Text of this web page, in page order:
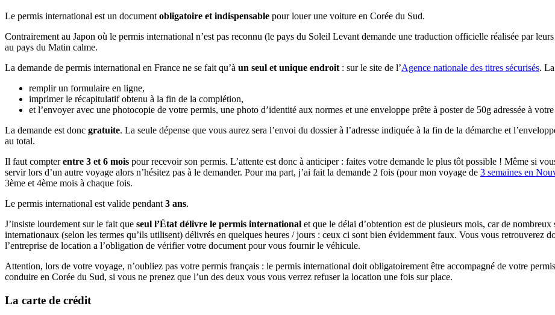
Le permis international est un document obligatoire et indispensable pour louer une voiture en Corée du Sud.
Contrairement au Japon où le permis international n’est pas reconnu (le pays du Soleil Levant demande une traduction officielle réalisée par
au pays du Matin calme.
La demande de permis international en France ne se fait qu’à un seul et unique endroit : sur le site de l’Agence nationale des titres sécurisés.
remplir un formulaire en ligne,
imprimer le récapitulatif obtenu à la fin de la complétion,
et l’envoyer avec une photocopie de votre permis, une photo d’identité aux normes et une enveloppe prête à poster de 50g adressée à
La demande est donc gratuite. La seule dépense que vous aurez sera l’envoi du dossier à l’adresse indiquée à la fin de la démarche et
au total.
Il faut compterentre 3 et 6 mois pour recevoir son permis. L’attente est donc à anticiper : faites votre demande le plus tôt possible ! Même si
servir lors d’un autre voyage alors n’hésitez pas à le demander. Pour ma part, j’ai fait la demande 2 fois (pour mon voyage de 3 semaines en
3ème et 4ème mois à chaque fois.
Le permis international est valide pendant 3 ans.
J’insiste lourdement sur le fait que seul l’État délivre le permis international et que le délai d’obtention est de plusieurs mois, car de
internationaux (selon les termes qu’ils utilisent) délivrés en quelques heures / jours : ceux ci sont bien évidemment faux. Vous vous retrouverez
l’entreprise de location a l’obligation de vérifier votre document pour vous fournir le véhicule.
Attention, lors de votre voyage, n’oubliez pas votre permis français : le permis international doit obligatoirement être accompagné de votre
conduire en Corée du Sud, si vous ne prenez que l’un des deux vous vous verrez refuser la location une fois sur place.
La carte de crédit